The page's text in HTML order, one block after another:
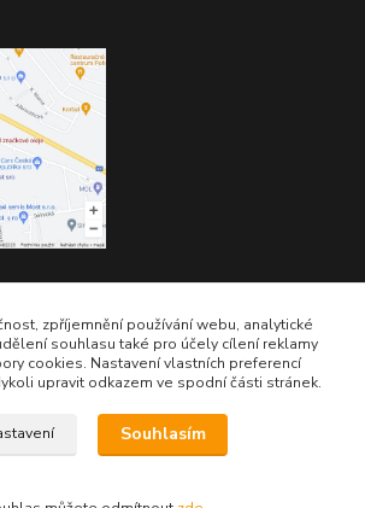
zpříjemnění používání webu, analytické
souhlasu také pro účely cílení reklamy
cookies. Nastavení vlastních preferencí
upravit odkazem ve spodní části stránek.
Souhlasím